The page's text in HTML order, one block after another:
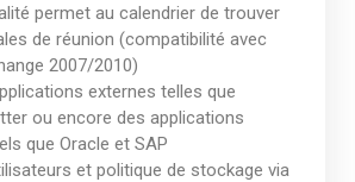
permet au calendrier de trouver
de réunion (compatibilité avec
2007/2010)
externes telles que
ou encore des applications
que Oracle et SAP
et politique de stockage via